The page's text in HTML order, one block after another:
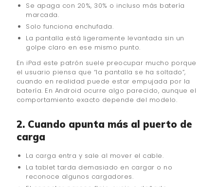
Se apaga con 20%, 30% o incluso más batería
marcada.
Solo funciona enchufada.
La pantalla está ligeramente levantada sin un
golpe claro en ese mismo punto.
En iPad este patrón suele preocupar mucho porque
el usuario piensa que “la pantalla se ha soltado”,
cuando en realidad puede estar empujada por la
batería. En Android ocurre algo parecido, aunque el
comportamiento exacto depende del modelo.
2. Cuando apunta más al puerto de
carga
La carga entra y sale al mover el cable.
La tablet tarda demasiado en cargar o no
reconoce algunos cargadores.